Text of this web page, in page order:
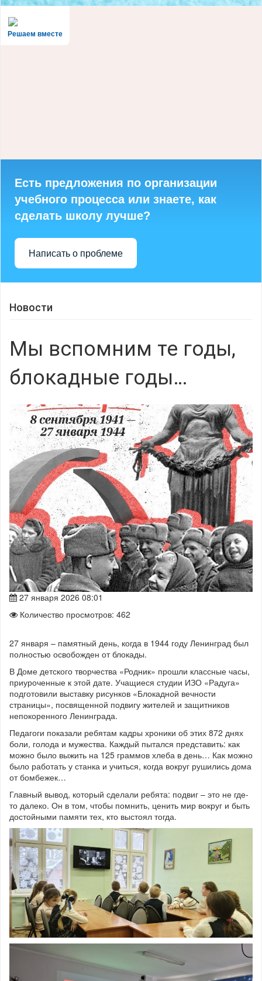
Решаем вместе
Есть предложения по организации
учебного процесса или знаете, как
сделать школу лучше?
Написать о проблеме
Новости
Мы вспомним те годы,
блокадные годы…
27 января 2026 08:01
Количество просмотров: 462
27 января – памятный день, когда в 1944 году Ленинград был
полностью освобожден от блокады.
В Доме детского творчества «Родник» прошли классные часы,
приуроченные к этой дате. Учащиеся студии ИЗО «Радуга»
подготовили выставку рисунков «Блокадной вечности
страницы», посвященной подвигу жителей и защитников
непокоренного Ленинграда.
Педагоги показали ребятам кадры хроники об этих 872 днях
боли, голода и мужества. Каждый пытался представить: как
можно было выжить на 125 граммов хлеба в день… Как можно
было работать у станка и учиться, когда вокруг рушились дома
от бомбежек…
Главный вывод, который сделали ребята: подвиг – это не где-
то далеко. Он в том, чтобы помнить, ценить мир вокруг и быть
достойными памяти тех, кто выстоял тогда.